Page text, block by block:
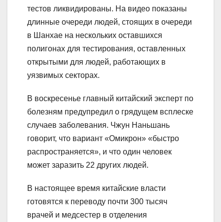
тестов ликвидированы. На видео показаны
длинные очереди людей, стоящих в очереди
в Шанхае на нескольких оставшихся
полигонах для тестирования, оставленных
открытыми для людей, работающих в
уязвимых секторах.
В воскресенье главный китайский эксперт по
болезням предупредил о грядущем всплеске
случаев заболевания. Чжун Наньшань
говорит, что вариант «Омикрон» «быстро
распространяется», и что один человек
может заразить 22 других людей.
В настоящее время китайские власти
готовятся к переводу почти 300 тысяч
врачей и медсестер в отделения